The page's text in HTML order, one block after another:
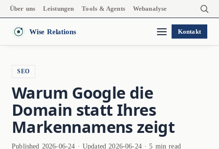
Über uns Leistungen Tools & Agents Webanalyse
Wise Relations Kontakt
SEO
Warum Google die
Domain statt Ihres
Markennamens zeigt
Published 2026-06-24 · Updated 2026-06-24 · 5 min read